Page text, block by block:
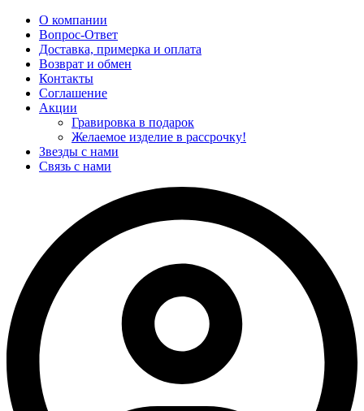
О компании
Вопрос-Ответ
Доставка, примерка и оплата
Возврат и обмен
Контакты
Соглашение
Акции
Гравировка в подарок
Желаемое изделие в рассрочку!
Звезды с нами
Связь с нами